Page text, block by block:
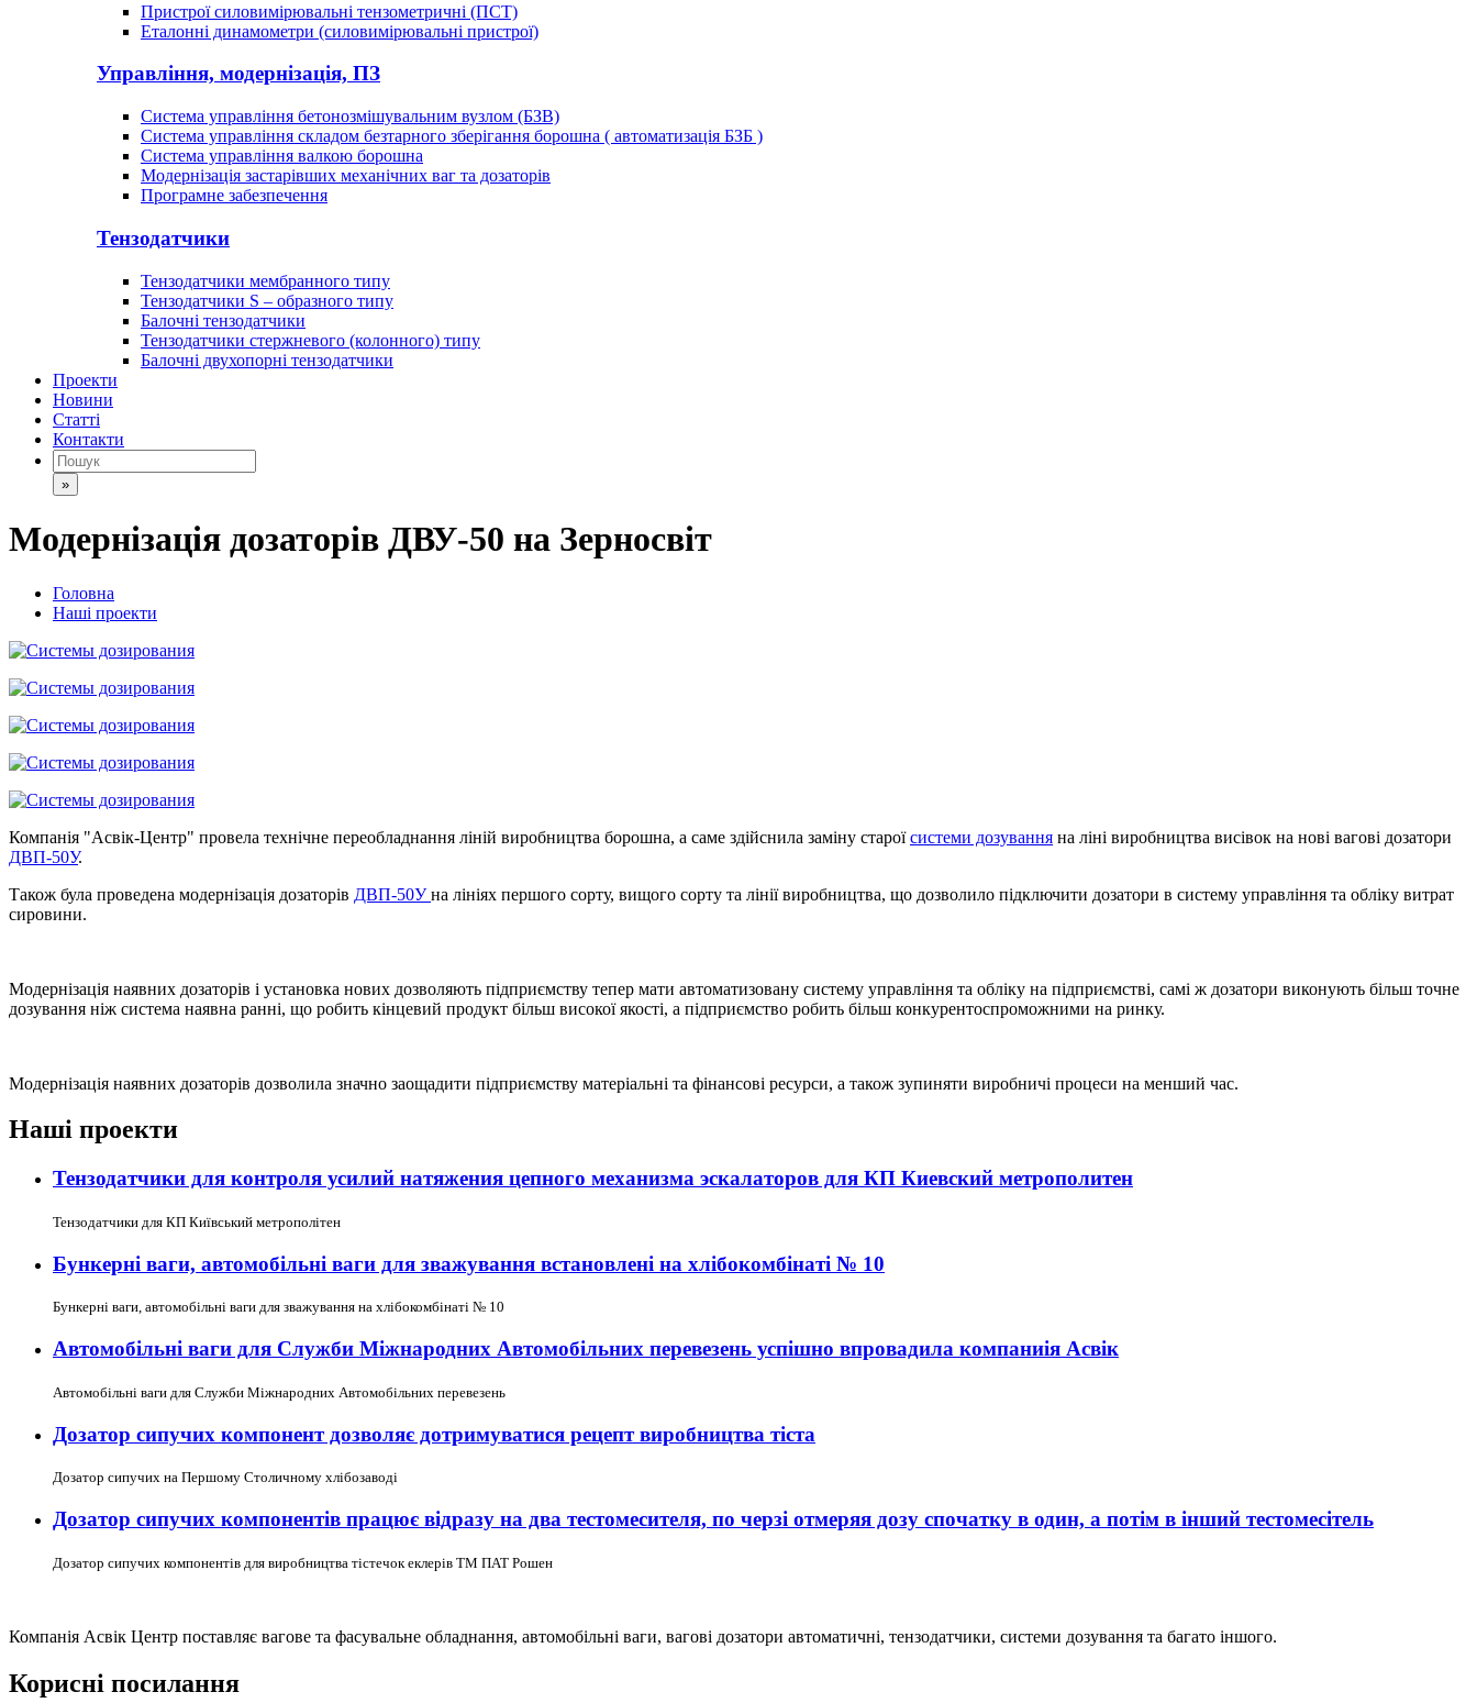
Пристрої силовимірювальні тензометричні (ПСТ)
Еталонні динамометри (силовимірювальні пристрої)
Управління, модернізація, ПЗ
Система управління бетонозмішувальним вузлом (БЗВ)
Система управління складом безтарного зберігання борошна ( автоматизація БЗБ )
Система управління валкою борошна
Модернізація застарівших механічних ваг та дозаторів
Програмне забезпечення
Тензодатчики
Тензодатчики мембранного типу
Тензодатчики S – образного типу
Балочні тензодатчики
Тензодатчики стержневого (колонного) типу
Балочні двухопорні тензодатчики
Проекти
Новини
Статті
Контакти
»
Модернізація дозаторів ДВУ-50 на Зерносвіт
Головна
Наші проекти
Компанія "Асвік-Центр" провела технічне переобладнання ліній виробництва борошна, а саме здійснила заміну староїсистеми дозування на ліні виробництва висівок на нові вагові дозатори
ДВП-50У.
Також була проведена модернізація дозаторів ДВП-50Уна лініях першого сорту, вищого сорту та лінії виробництва, що дозволило підключити дозатори в систему управління та обліку витрат
сировини.
Модернізація наявних дозаторів і установка нових дозволяють підприємству тепер мати автоматизовану систему управління та обліку на підприємстві, самі ж дозатори виконують більш точне
дозування ніж система наявна ранні, що робить кінцевий продукт більш високої якості, а підприємство робить більш конкурентоспроможними на ринку.
Модернізація наявних дозаторів дозволила значно заощадити підприємству матеріальні та фінансові ресурси, а також зупиняти виробничі процеси на менший час.
Наші проекти
Тензодатчики для контроля усилий натяжения цепного механизма эскалаторов для КП Киевский метрополитен
Тензодатчики для КП Київський метрополітен
Бункерні ваги, автомобільні ваги для зважування встановлені на хлібокомбінаті № 10
Бункерні ваги, автомобільні ваги для зважування на хлібокомбінаті № 10
Автомобільні ваги для Служби Міжнародних Автомобільних перевезень успішно впровадила компаниія Асвік
Автомобільні ваги для Служби Міжнародних Автомобільних перевезень
Дозатор сипучих компонент дозволяє дотримуватися рецепт виробництва тіста
Дозатор сипучих на Першому Столичному хлібозаводі
Дозатор сипучих компонентів працює відразу на два тестомесителя, по черзі отмеряя дозу спочатку в один, а потім в інший тестомесітель
Дозатор сипучих компонентів для виробництва тістечок еклерів ТМ ПАТ Рошен
Компанія Асвік Центр поставляє вагове та фасувальне обладнання, автомобільні ваги, вагові дозатори автоматичні, тензодатчики, системи дозування та багато іншого.
Корисні посилання